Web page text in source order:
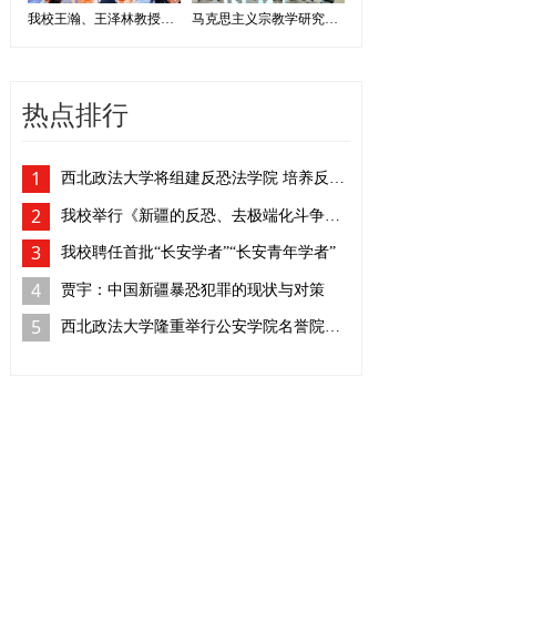
我校王瀚、王泽林教授出席2026海洋治理与发展学术论坛 马克思主义宗教学研究中心赴内蒙古宗教工作研究会调研座谈
热点排行
1 西北政法大学将组建反恐法学院 培养反恐法治人才
2 我校举行《新疆的反恐、去极端化斗争与人权保障》白皮书学习座谈会
3 我校聘任首批“长安学者”“长安青年学者”
4 贾宇：中国新疆暴恐犯罪的现状与对策
5 西北政法大学隆重举行公安学院名誉院长、客座教授聘任仪式